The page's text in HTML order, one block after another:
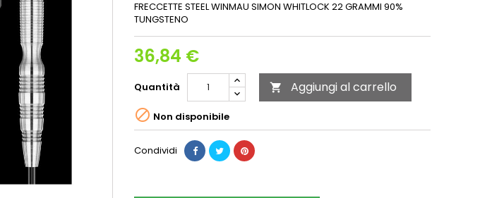
FRECCETTE STEEL WINMAU SIMON WHITLOCK 22 GRAMMI 90%
TUNGSTENO
36,84 €
Quantità  Aggiungi al carrello
 Non disponibile
Condividi